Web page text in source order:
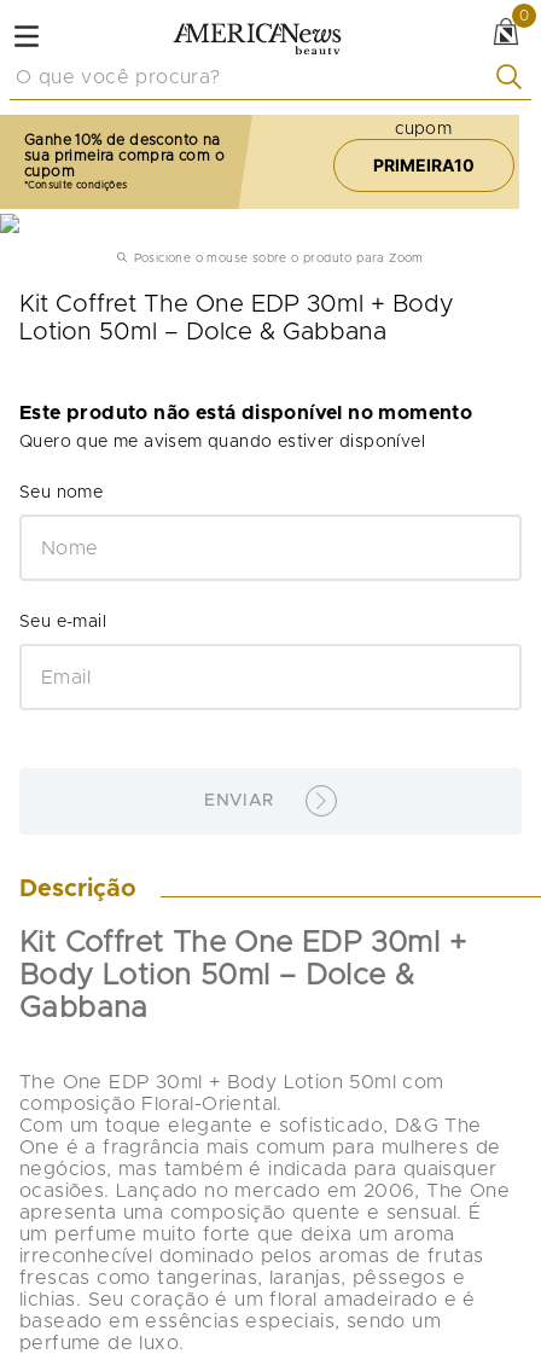
0
Ganhe 10% de desconto na
sua primeira compra com o
cupom
cupom
PRIMEIRA10
Posicione o mouse sobre o produto para Zoom
Kit Coffret The One EDP 30ml + Body
Lotion 50ml – Dolce & Gabbana
Este produto não está disponível no momento
Quero que me avisem quando estiver disponível
ENVIAR
Descrição
Kit Coffret The One EDP 30ml +
Body Lotion 50ml – Dolce &
Gabbana
The One EDP 30ml + Body Lotion 50ml com
composição Floral-Oriental.
Com um toque elegante e sofisticado, D&G The
One é a fragrância mais comum para mulheres de
negócios, mas também é indicada para quaisquer
ocasiões. Lançado no mercado em 2006, The One
apresenta uma composição quente e sensual. É
um perfume muito forte que deixa um aroma
irreconhecível dominado pelos aromas de frutas
frescas como tangerinas, laranjas, pêssegos e
lichias. Seu coração é um floral amadeirado e é
baseado em essências especiais, sendo um
perfume de luxo.